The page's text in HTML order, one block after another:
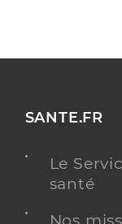
SANTE.FR
Le
santé